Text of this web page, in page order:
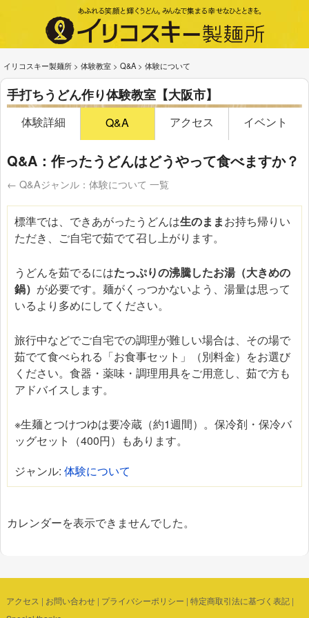
イリコスキー製麺所 > 体験教室 > Q&A > 体験について
手打ちうどん作り体験教室【大阪市】
体験詳細 Q&A アクセス イベント
Q&A：作ったうどんはどうやって食べますか？
← Q&Aジャンル：体験について 一覧
標準では、できあがったうどんは生のままお持ち帰りい
ただき、ご自宅で茹でて召し上がります。
うどんを茹でるにはたっぷりの沸騰したお湯（大きめの
鍋） が必要です。麺がくっつかないよう、湯量は思って
いるより多めにしてください。
旅行中などでご自宅での調理が難しい場合は、その場で
茹でて食べられる「お食事セット」（別料金）をお選び
ください。食器・薬味・調理用具をご用意し、茹で方も
アドバイスします。
※生麺とつけつゆは要冷蔵（約1週間）。保冷剤・保冷バ
ッグセット（400円）もあります。
ジャンル: 体験について
カレンダーを表示できませんでした。
アクセス | お問い合わせ| プライバシーポリシー | 特定商取引法に基づく表記|